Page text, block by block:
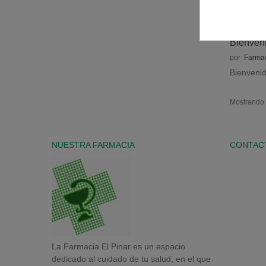
por
NUESTRA FARMACIA
La Farmacia El Pinar es un espacio
dedicado al cuidado de tu salud, en el que